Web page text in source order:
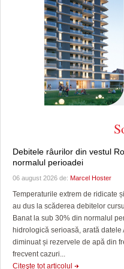
Debitele râurilor din vestul
normalul perioadei
06 august 2026 de: Marcel Hoster
Temperaturile extrem de ridicate
au dus la scăderea debitelor
Banat la sub 30% din normalul
hidrologică serioasă, arată
diminuat și rezervele de apă din
frecvent cazuri...
Citeşte tot articolul